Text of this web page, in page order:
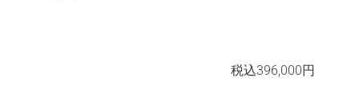
税込396,000円